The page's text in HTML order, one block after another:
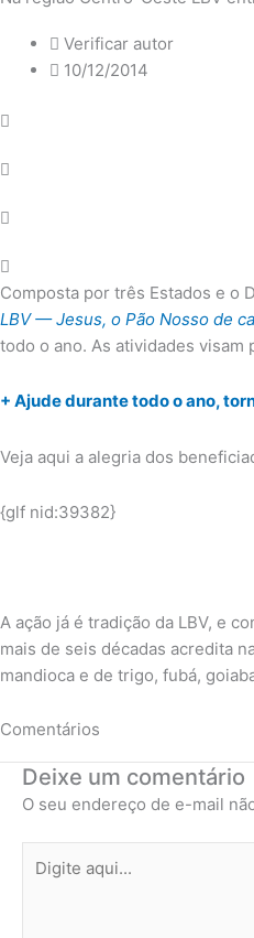
Verificar autor
10/12/2014
Composta por três Estados e o
LBV — Jesus, o Pão Nosso de
todo o ano. As atividades
+ Ajude durante todo o ano,
Veja aqui a alegria dos
{glf nid:39382}
A ação já é tradição da LBV, e
mais de seis décadas acredita
mandioca e de trigo, fubá,
Comentários
Deixe um comentário
O seu endereço de e-mail
aqui...